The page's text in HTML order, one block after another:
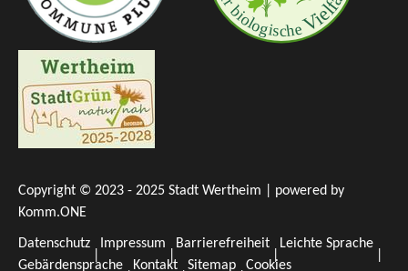
Copyright © 2023 - 2025 Stadt Wertheim | powered by
Komm.ONE
Datenschutz Impressum Barrierefreiheit
Leichte Sprache
Gebärdensprache
Kontakt Sitemap Cookies